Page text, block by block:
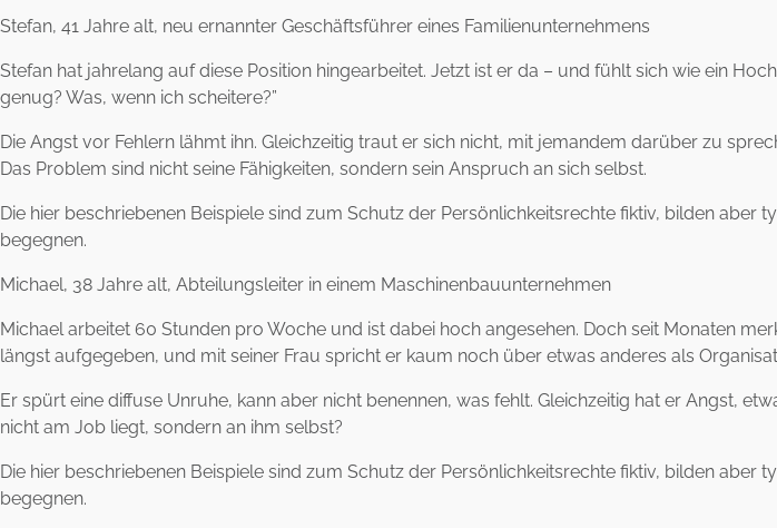
Stefan, 41 Jahre alt, neu ernannter Geschäftsführer eines Familienunternehmens
Stefan hat jahrelang auf diese Position hingearbeitet. Jetzt ist er da – und fühlt sich wie ein
genug? Was, wenn ich scheitere?”
Die Angst vor Fehlern lähmt ihn. Gleichzeitig traut er sich nicht, mit jemandem darüber zu
Das Problem sind nicht seine Fähigkeiten, sondern sein Anspruch an sich selbst.
Die hier beschriebenen Beispiele sind zum Schutz der Persönlichkeitsrechte fiktiv, bilden
begegnen.
Michael, 38 Jahre alt, Abteilungsleiter in einem Maschinenbauunternehmen
Michael arbeitet 60 Stunden pro Woche und ist dabei hoch angesehen. Doch seit Monaten
längst aufgegeben, und mit seiner Frau spricht er kaum noch über etwas anderes als
Er spürt eine diffuse Unruhe, kann aber nicht benennen, was fehlt. Gleichzeitig hat er Angst,
nicht am Job liegt, sondern an ihm selbst?
Die hier beschriebenen Beispiele sind zum Schutz der Persönlichkeitsrechte fiktiv, bilden
begegnen.